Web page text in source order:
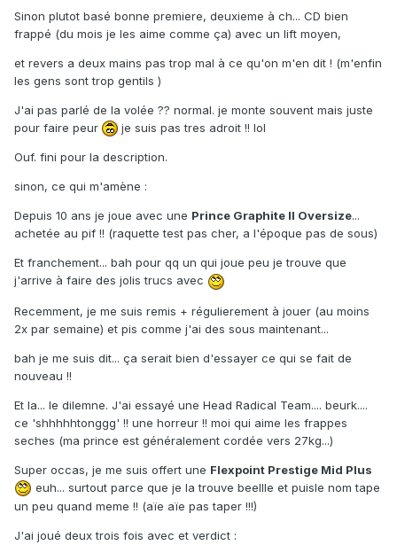
Sinon plutot basé bonne premiere, deuxieme à ch... CD bien
frappé (du mois je les aime comme ça) avec un lift moyen,
et revers a deux mains pas trop mal à ce qu'on m'en dit ! (m'enfin
les gens sont trop gentils )
J'ai pas parlé de la volée ?? normal. je monte souvent mais juste
pour faire peur
je suis pas tres adroit !! lol
Ouf. fini pour la description.
sinon, ce qui m'amène :
Depuis 10 ans je joue avec une Prince Graphite II Oversize...
achetée au pif !! (raquette test pas cher, a l'époque pas de sous)
Et franchement... bah pour qq un qui joue peu je trouve que
j'arrive à faire des jolis trucs avec
Recemment, je me suis remis + régulierement à jouer (au moins
2x par semaine) et pis comme j'ai des sous maintenant...
bah je me suis dit... ça serait bien d'essayer ce qui se fait de
nouveau !!
Et la... le dilemne. J'ai essayé une Head Radical Team.... beurk....
ce 'shhhhhtonggg' !! une horreur !! moi qui aime les frappes
seches (ma prince est généralement cordée vers 27kg...)
Super occas, je me suis offert une Flexpoint Prestige Mid Plus
euh... surtout parce que je la trouve beellle et puisle nom tape
un peu quand meme !! (aïe aïe pas taper !!!)
J'ai joué deux trois fois avec et verdict :